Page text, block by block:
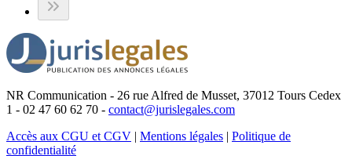
NR Communication - 26 rue Alfred de Musset, 37012 Tours Cedex
1 - 02 47 60 62 70 - contact@jurislegales.com
Accès aux CGU et CGV | Mentions légales | Politique de
confidentialité